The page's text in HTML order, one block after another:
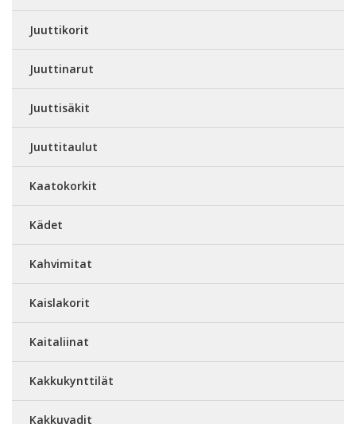
Juuttikorit
Juuttinarut
Juuttisäkit
Juuttitaulut
Kaatokorkit
Kädet
Kahvimitat
Kaislakorit
Kaitaliinat
Kakkukynttilät
Kakkuvadit